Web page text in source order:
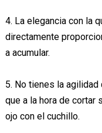
4. La elegancia con la
directamente
a acumular.
5. No tienes la agilidad
que a la hora de cortar
ojo con el cuchillo.